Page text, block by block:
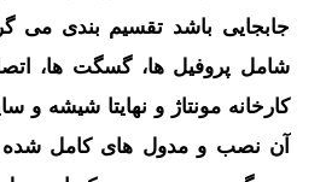
جابجایی باشد تقسیم بندی می
شامل پروفیل ها، گسگت ها،
کارخانه مونتاژ و نهایتا شیشه و
آن نصب و مدول های کامل